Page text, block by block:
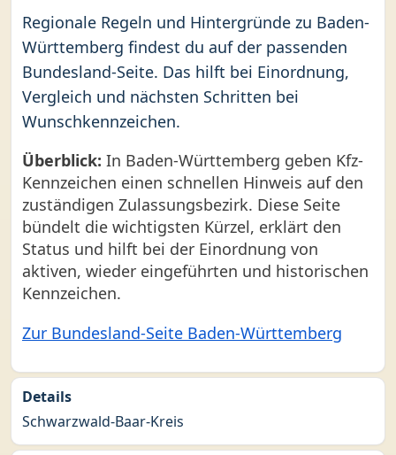
Regionale Regeln und Hintergründe zu Baden-
Württemberg findest du auf der passenden
Bundesland-Seite. Das hilft bei Einordnung,
Vergleich und nächsten Schritten bei
Wunschkennzeichen.
Überblick: In Baden-Württemberg geben Kfz-
Kennzeichen einen schnellen Hinweis auf den
zuständigen Zulassungsbezirk. Diese Seite
bündelt die wichtigsten Kürzel, erklärt den
Status und hilft bei der Einordnung von
aktiven, wieder eingeführten und historischen
Kennzeichen.
Zur Bundesland-Seite Baden-Württemberg
Details
Schwarzwald-Baar-Kreis